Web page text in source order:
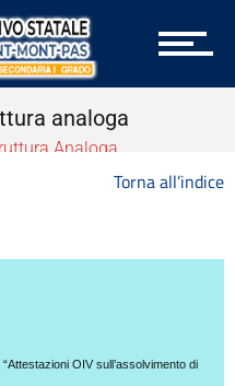
Trasparente
analoga
Analoga
Torna all’indice
“Attestazioni OIV sull’assolvimento di